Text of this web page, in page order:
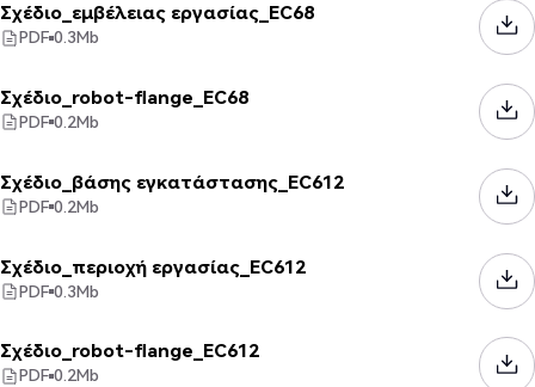
Σχέδιο_εμβέλειας εργασίας_EC68
PDF 0.3Mb
Σχέδιο_robot-flange_EC68
PDF 0.2Mb
Σχέδιο_βάσης εγκατάστασης_EC612
PDF 0.2Mb
Σχέδιο_περιοχή εργασίας_EC612
PDF 0.3Mb
Σχέδιο_robot-flange_EC612
PDF 0.2Mb